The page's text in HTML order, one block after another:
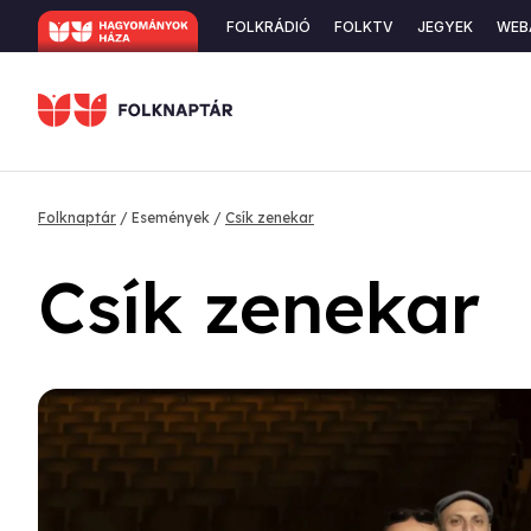
Ugrás
a
Secondary
FOLKRÁDIÓ FOLKTV JEGYEK
Morzsa
Folknaptár Események Csík zenekar
Csík zenekar